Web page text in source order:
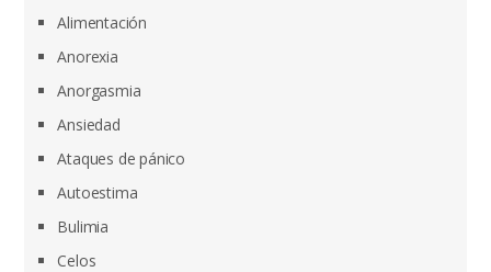
Alimentación
Anorexia
Anorgasmia
Ansiedad
Ataques de pánico
Autoestima
Bulimia
Celos